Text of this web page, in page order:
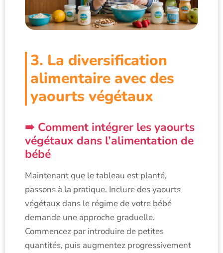
3. La diversification
alimentaire avec des
yaourts végétaux
Comment intégrer les yaourts
végétaux dans l’alimentation de
bébé
Maintenant que le tableau est planté,
passons à la pratique. Inclure des yaourts
végétaux dans le régime de votre bébé
demande une approche graduelle.
Commencez par introduire de petites
quantités, puis augmentez progressivement